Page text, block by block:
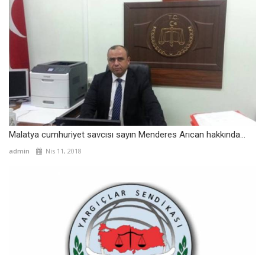
Malatya cumhuriyet savcısı sayın Menderes Arıcan hakkında...
admin Nis 11, 2018